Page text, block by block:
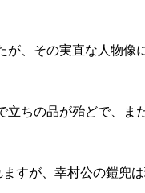
、その実直な人物像
ちの品が殆どで、ま
すが、幸村公の鎧兜